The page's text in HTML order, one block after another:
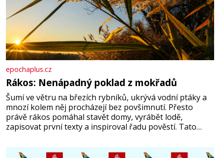
epochaplus.cz
Rákos: Nenápadný poklad z mokřadů
Šumí ve větru na březích rybníků, ukrývá vodní ptáky a
mnozí kolem něj procházejí bez povšimnutí. Přesto
právě rákos pomáhal stavět domy, vyrábět lodě,
zapisovat první texty a inspiroval řadu pověstí. Tato
let. Většina lidí vnímá rákos jen jako obyčejnou kulisu